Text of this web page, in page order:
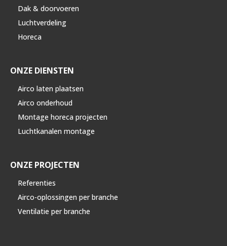
Dak & doorvoeren
Luchtverdeling
Horeca
ONZE DIENSTEN
Airco laten plaatsen
Airco onderhoud
Montage horeca projecten
Luchtkanalen montage
ONZE PROJECTEN
Referenties
Airco-oplossingen per branche
Ventilatie per branche